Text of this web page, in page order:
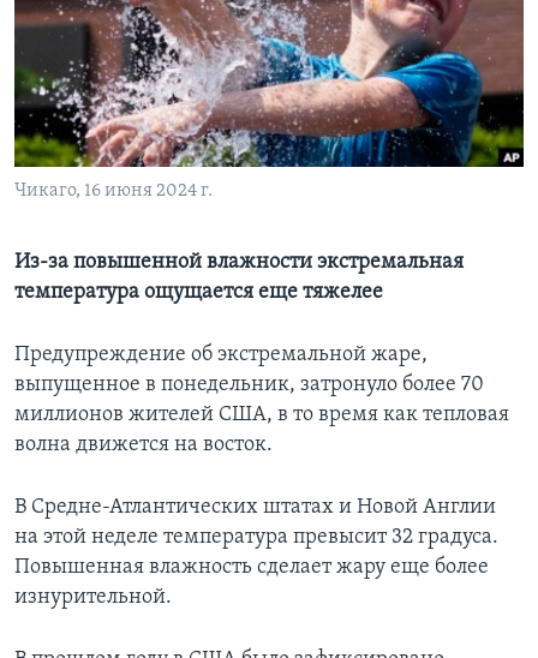
Learning English
СОЦИАЛЬНЫЕ СЕТИ
Чикаго, 16 июня 2024 г.
Из-за повышенной влажности экстремальная
температура ощущается еще тяжелее
Предупреждение об экстремальной жаре,
выпущенное в понедельник, затронуло более 70
миллионов жителей США, в то время как тепловая
волна движется на восток.
В Средне-Атлантических штатах и Новой Англии
на этой неделе температура превысит 32 градуса.
Повышенная влажность сделает жару еще более
изнурительной.